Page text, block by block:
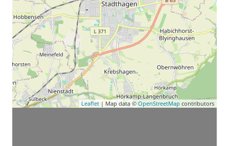
Leaflet| Map data © OpenStreetMap contributors